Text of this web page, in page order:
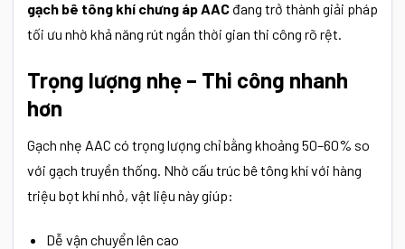
gạch bê tông khí chưng áp AAC đang trở thành giải pháp
tối ưu nhờ khả năng rút ngắn thời gian thi công rõ rệt.
Trọng lượng nhẹ – Thi công nhanh
hơn
Gạch nhẹ AAC có trọng lượng chỉ bằng khoảng 50–60% so
với gạch truyền thống. Nhờ cấu trúc bê tông khí với hàng
triệu bọt khí nhỏ, vật liệu này giúp:
Dễ vận chuyển lên cao